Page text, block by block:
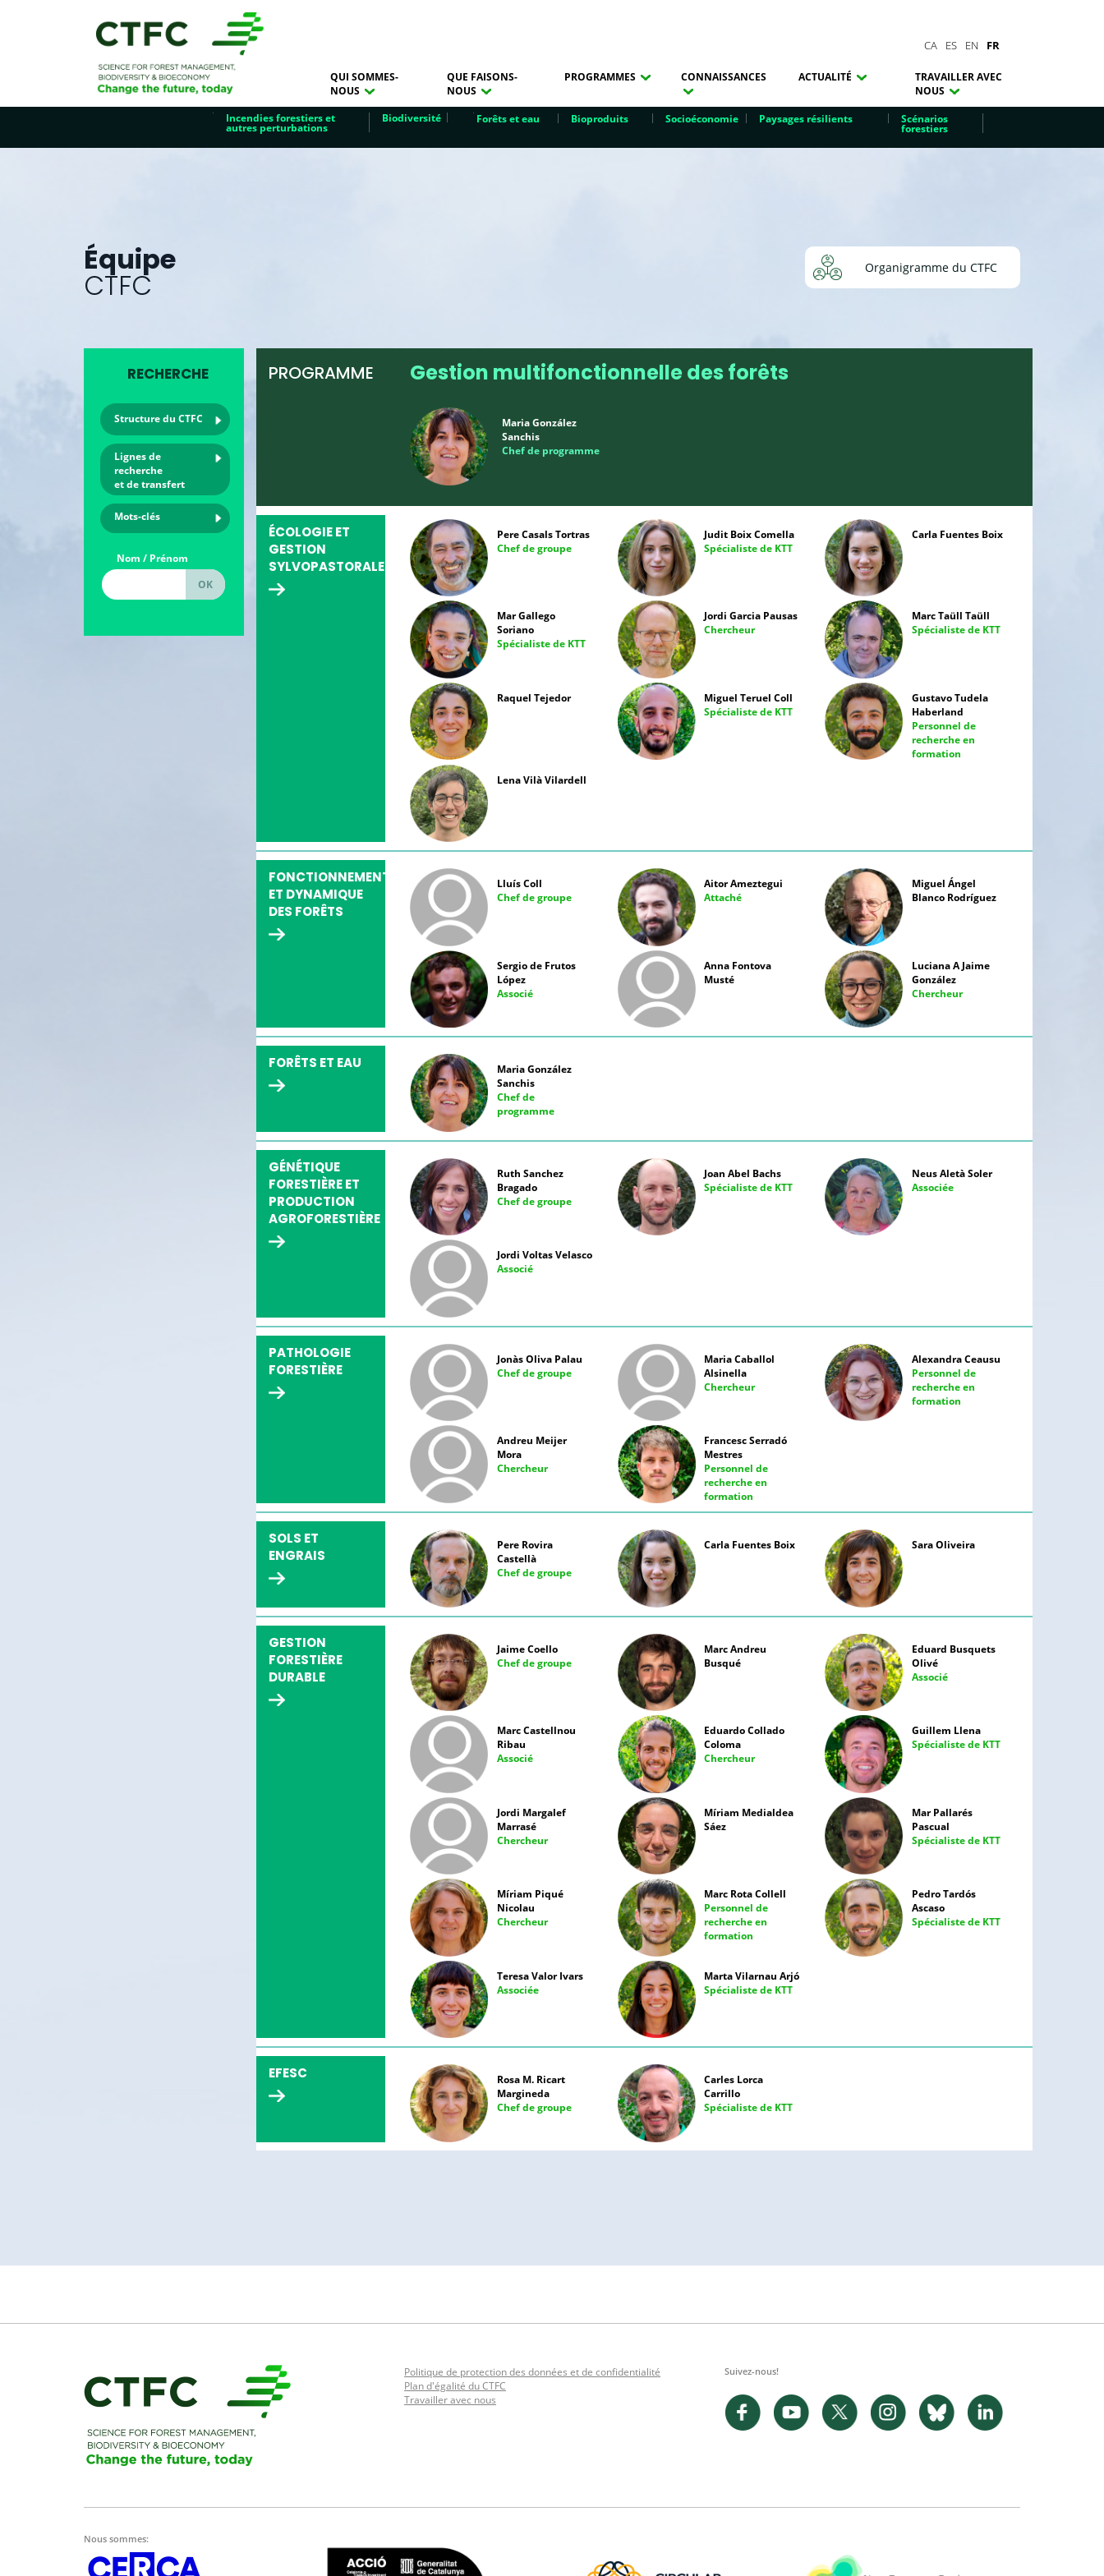
CA ES EN FR
QUI SOMMES-
NOUS
QUE FAISONS-
NOUS
PROGRAMMES CONNAISSANCES ACTUALITÉ
TRAVAILLER AVEC
NOUS
Incendies forestiers et
autres perturbations
Biodiversité Forêts et eau Bioproduits Socioéconomie Paysages résilients Scénarios
forestiers
Équipe
CTFC
Organigramme du CTFC
RECHERCHE
Structure du CTFC
Lignes de
recherche
et de transfert
Mots-clés
Nom / Prénom
PROGRAMME Gestion multifonctionnelle des forêts
Maria González
Sanchis
Chef de programme
ÉCOLOGIE ET
GESTION
SYLVOPASTORALE
Pere Casals Tortras
Chef de groupe
Judit Boix Comella
Spécialiste de KTT
Carla Fuentes Boix
Mar Gallego
Soriano
Spécialiste de KTT
Jordi Garcia Pausas
Chercheur
Marc Taüll Taüll
Spécialiste de KTT
Raquel Tejedor
Miguel Teruel Coll
Spécialiste de KTT
Gustavo Tudela
Haberland
Personnel de
recherche en
formation
Lena Vilà Vilardell
FONCTIONNEMENT
ET DYNAMIQUE
DES FORÊTS
Lluís Coll
Chef de groupe
Aitor Ameztegui
Attaché
Miguel Ángel
Blanco Rodríguez
Sergio de Frutos
López
Associé
Anna Fontova
Musté
Luciana A Jaime
González
Chercheur
FORÊTS ET EAU
Maria González
Sanchis
Chef de
programme
GÉNÉTIQUE
FORESTIÈRE ET
PRODUCTION
AGROFORESTIÈRE
Ruth Sanchez
Bragado
Chef de groupe
Joan Abel Bachs
Spécialiste de KTT
Neus Aletà Soler
Associée
Jordi Voltas Velasco
Associé
PATHOLOGIE
FORESTIÈRE
Jonàs Oliva Palau
Chef de groupe
Maria Caballol
Alsinella
Chercheur
Alexandra Ceausu
Personnel de
recherche en
formation
Andreu Meijer
Mora
Chercheur
Francesc Serradó
Mestres
Personnel de
recherche en
formation
SOLS ET
ENGRAIS
Pere Rovira
Castellà
Chef de groupe
Carla Fuentes Boix Sara Oliveira
GESTION
FORESTIÈRE
DURABLE
Jaime Coello
Chef de groupe
Marc Andreu
Busqué
Eduard Busquets
Olivé
Associé
Marc Castellnou
Ribau
Associé
Eduardo Collado
Coloma
Chercheur
Guillem Llena
Spécialiste de KTT
Jordi Margalef
Marrasé
Chercheur
Míriam Medialdea
Sáez
Mar Pallarés
Pascual
Spécialiste de KTT
Míriam Piqué
Nicolau
Chercheur
Marc Rota Collell
Personnel de
recherche en
formation
Pedro Tardós
Ascaso
Spécialiste de KTT
Teresa Valor Ivars
Associée
Marta Vilarnau Arjó
Spécialiste de KTT
EFESC
Rosa M. Ricart
Margineda
Chef de groupe
Carles Lorca
Carrillo
Spécialiste de KTT
Politique de protection des données et de confidentialité
Plan d'égalité du CTFC
Travailler avec nous
Suivez-nous!
Nous sommes: